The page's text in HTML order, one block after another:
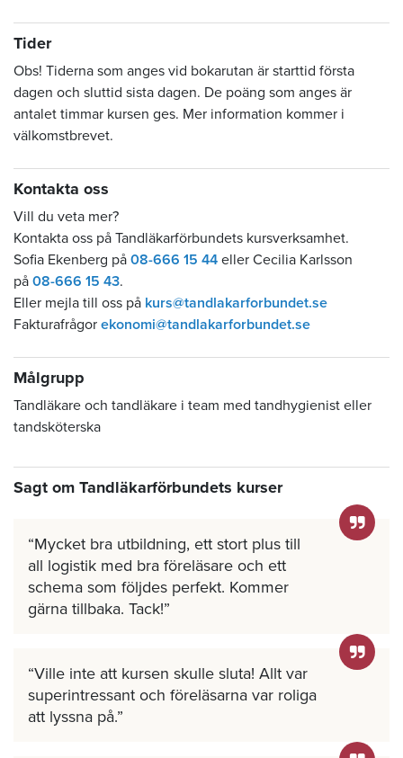
Tider
Obs! Tiderna som anges vid bokarutan är starttid första
dagen och sluttid sista dagen. De poäng som anges är
antalet timmar kursen ges. Mer information kommer i
välkomstbrevet.
Kontakta oss
Vill du veta mer?
Kontakta oss på Tandläkarförbundets kursverksamhet.
Sofia Ekenberg på 08-666 15 44 eller Cecilia Karlsson
på 08-666 15 43.
Eller mejla till oss på kurs@tandlakarforbundet.se
Fakturafrågor ekonomi@tandlakarforbundet.se
Målgrupp
Tandläkare och tandläkare i team med tandhygienist eller
tandsköterska
Sagt om Tandläkarförbundets kurser
Mycket bra utbildning, ett stort plus till
all logistik med bra föreläsare och ett
schema som följdes perfekt. Kommer
gärna tillbaka. Tack!
Ville inte att kursen skulle sluta! Allt var
superintressant och föreläsarna var roliga
att lyssna på.